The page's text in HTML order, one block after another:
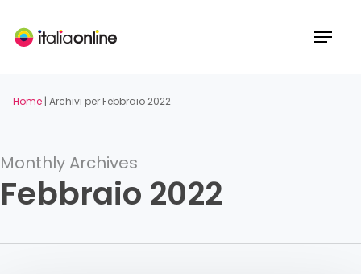
main
Menu
Home | Archivi per Febbraio 2022
Monthly Archives
Febbraio 2022